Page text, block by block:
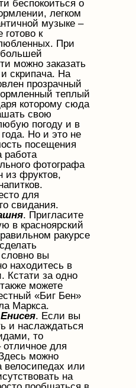
беспокоиться о
легком
музыке –
готово к
При
можно заказать
скрипача. На
прозрачный
теплый
которому сюда
свою
погоду и в
Но и это не
посещения
работа
фотографа
из фруктов,
для
свидания.
. Пригласите
в красноярский
ракурсе
вы
находитесь в
Кстати за одно
можете
«Биг Бен»
Маркса.
. Если вы
и наслаждаться
то
отличное для
можно
велосипедах или
на